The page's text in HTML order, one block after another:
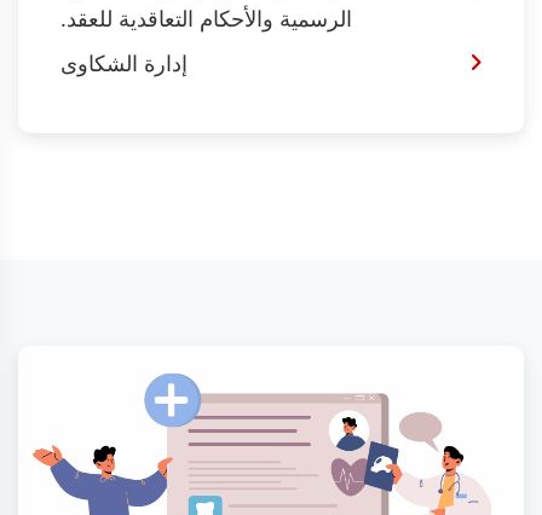
الرسمية والأحكام التعاقدية للعقد.
إدارة الشكاوى